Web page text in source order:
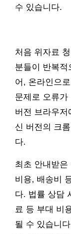
수 있습니다.
처음 위자료
분들이 반복
어, 온라인으
문제로 오류
버전 브라우저
신 버전의 크
다.
최초 안내받
비용, 배송비
다. 법률 상담
료 등 부대 비
될 수 있습니